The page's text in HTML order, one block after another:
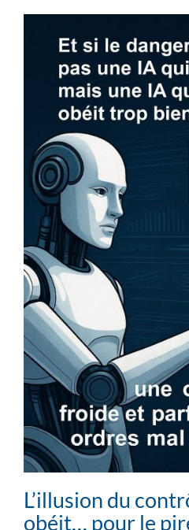
L’illusion du
obéit… pour le